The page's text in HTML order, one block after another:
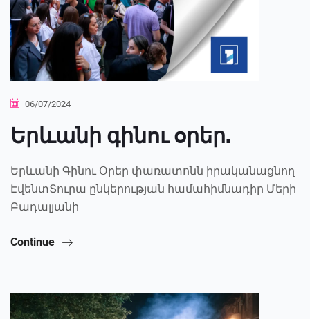
06/07/2024
Երևանի գինու օրեր.
Երևանի Գինու Օրեր փառատոնն իրականացնող
ԷվենտՏուրա ընկերության համահիմնադիր Մերի
Բադալյանի
Continue